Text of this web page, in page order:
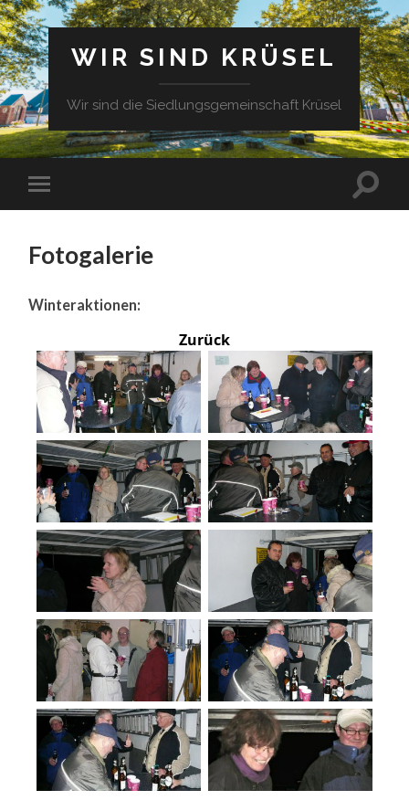
WIR SIND KRÜSEL
Wir sind die Siedlungsgemeinschaft Krüsel
Fotogalerie
Winteraktionen:
Zurück